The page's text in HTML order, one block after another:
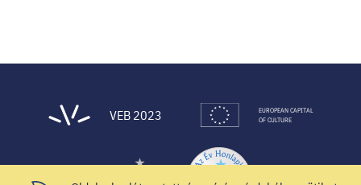
VEB 2023
EUROPEAN CAPITAL
OF CULTURE